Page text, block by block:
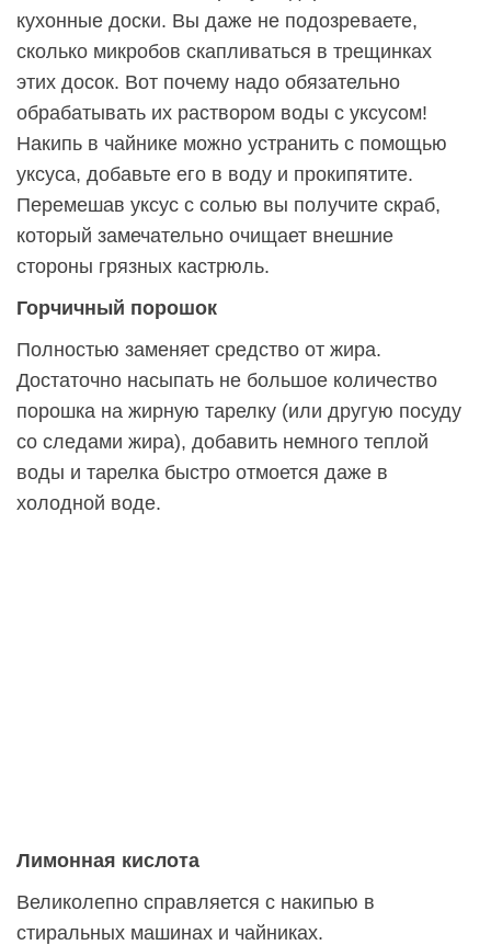
кухонные доски. Вы даже не подозреваете,
сколько микробов скапливаться в трещинках
этих досок. Вот почему надо обязательно
обрабатывать их раствором воды с уксусом!
Накипь в чайнике можно устранить с помощью
уксуса, добавьте его в воду и прокипятите.
Перемешав уксус с солью вы получите скраб,
который замечательно очищает внешние
стороны грязных кастрюль.
Горчичный порошок
Полностью заменяет средство от жира.
Достаточно насыпать не большое количество
порошка на жирную тарелку (или другую посуду
со следами жира), добавить немного теплой
воды и тарелка быстро отмоется даже в
холодной воде.
Лимонная кислота
Великолепно справляется с накипью в
стиральных машинах и чайниках.